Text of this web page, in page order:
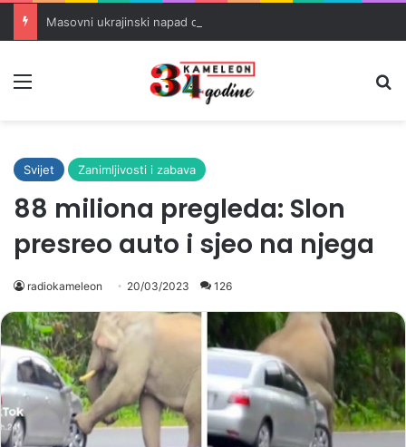
Svijet Zanimljivosti i zabava
88 miliona pregleda: Slon
presreo auto i sjeo na njega
radiokameleon 20/03/2023 126